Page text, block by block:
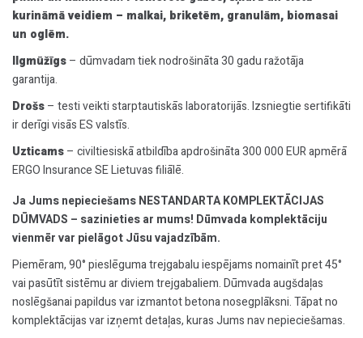
kurināmā veidiem – malkai, briketēm, granulām, biomasai
un oglēm.
Ilgmūžīgs– dūmvadam tiek nodrošināta 30 gadu ražotāja
garantija.
Drošs– testi veikti starptautiskās laboratorijās. Izsniegtie sertifikāti
ir derīgi visās ES valstīs.
Uzticams– civiltiesiskā atbildība apdrošināta 300 000 EUR apmērā
ERGO Insurance SE Lietuvas filiālē.
Ja Jums nepieciešams NESTANDARTA KOMPLEKTĀCIJAS
DŪMVADS – sazinieties ar mums! Dūmvada komplektāciju
vienmēr var pielāgot Jūsu vajadzībām.
Piemēram, 90° pieslēguma trejgabalu iespējams nomainīt pret 45°
vai pasūtīt sistēmu ar diviem trejgabaliem. Dūmvada augšdaļas
noslēgšanai papildus var izmantot betona nosegplāksni. Tāpat no
komplektācijas var izņemt detaļas, kuras Jums nav nepieciešamas.